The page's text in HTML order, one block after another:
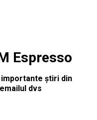
Espresso
știri din
dvs